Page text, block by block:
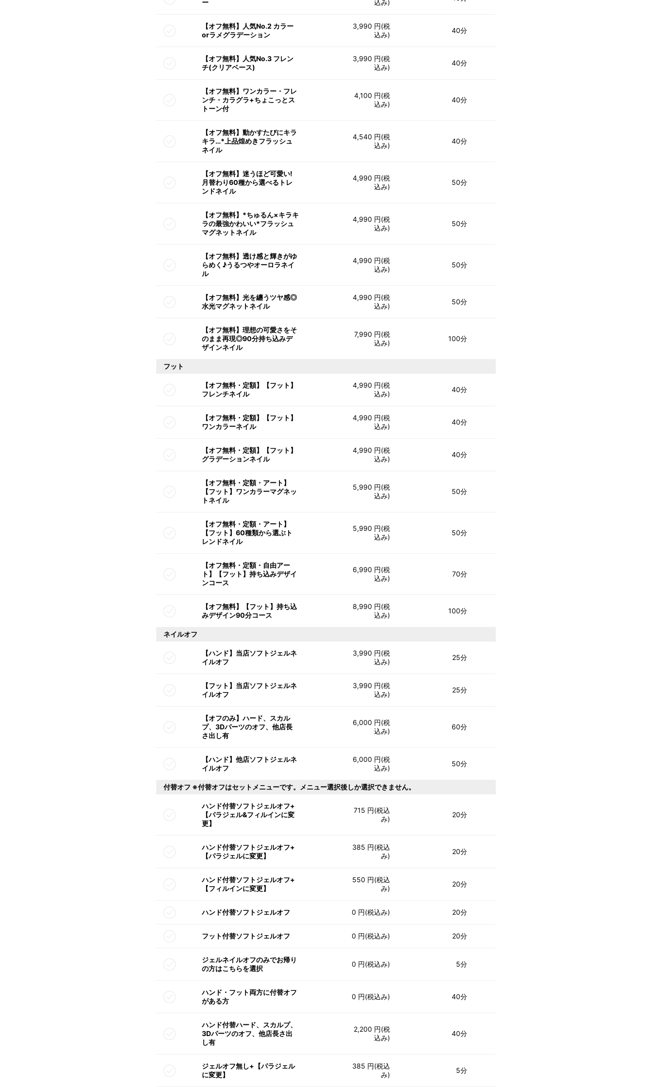
ー
込み)
【オフ無料】人気No.2 カラー
orラメグラデーション
3,990 円(税
込み)
40分
【オフ無料】人気No.3 フレン
チ(クリアベース)
3,990 円(税
込み)
40分
【オフ無料】ワンカラー・フレ
ンチ・カラグラ+ちょこっとス
トーン付
4,100 円(税
込み)
40分
【オフ無料】動かすたびにキラ
キラ…*上品煌めきフラッシュ
ネイル
4,540 円(税
込み)
40分
【オフ無料】迷うほど可愛い!
月替わり60種から選べるトレ
ンドネイル
4,990 円(税
込み)
50分
【オフ無料】*ちゅるん×キラキ
ラの最強かわいい*フラッシュ
マグネットネイル
4,990 円(税
込み)
50分
【オフ無料】透け感と輝きがゆ
らめく♪うるつやオーロラネイ
ル
4,990 円(税
込み)
50分
【オフ無料】光を纏うツヤ感◎
水光マグネットネイル
4,990 円(税
込み)
50分
【オフ無料】理想の可愛さをそ
のまま再現◎90分持ち込みデ
ザインネイル
7,990 円(税
込み)
100分
フット
【オフ無料・定額】【フット】
フレンチネイル
4,990 円(税
込み)
40分
【オフ無料・定額】【フット】
ワンカラーネイル
4,990 円(税
込み)
40分
【オフ無料・定額】【フット】
グラデーションネイル
4,990 円(税
込み)
40分
【オフ無料・定額・アート】
【フット】ワンカラーマグネッ
トネイル
5,990 円(税
込み)
50分
【オフ無料・定額・アート】
【フット】60種類から選ぶト
レンドネイル
5,990 円(税
込み)
50分
【オフ無料・定額・自由アー
ト】【フット】持ち込みデザイ
ンコース
6,990 円(税
込み)
70分
【オフ無料】【フット】持ち込
みデザイン90分コース
8,990 円(税
込み)
100分
ネイルオフ
【ハンド】当店ソフトジェルネ
イルオフ
3,990 円(税
込み)
25分
【フット】当店ソフトジェルネ
イルオフ
3,990 円(税
込み)
25分
【オフのみ】ハード、スカル
プ、3Dパーツのオフ、他店長
さ出し有
6,000 円(税
込み)
60分
【ハンド】他店ソフトジェルネ
イルオフ
6,000 円(税
込み)
50分
付替オフ ※付替オフはセットメニューです。メニュー選択後しか選択できません。
ハンド付替ソフトジェルオフ+
【パラジェル&フィルインに変
更】
715 円(税込
み)
20分
ハンド付替ソフトジェルオフ+
【パラジェルに変更】
385 円(税込
み)
20分
ハンド付替ソフトジェルオフ+
【フィルインに変更】
550 円(税込
み)
20分
ハンド付替ソフトジェルオフ 0 円(税込み) 20分
フット付替ソフトジェルオフ 0 円(税込み) 20分
ジェルネイルオフのみでお帰り
の方はこちらを選択
0 円(税込み) 5分
ハンド・フット両方に付替オフ
がある方
0 円(税込み) 40分
ハンド付替ハード、スカルプ、
3Dパーツのオフ、他店長さ出
し有
2,200 円(税
込み)
40分
ジェルオフ無し+【パラジェル
に変更】
385 円(税込
み)
5分